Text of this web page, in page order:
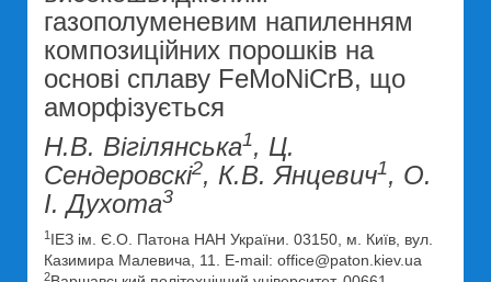
газополуменевим напиленням
композиційних порошків на
основі сплаву FeMoNiCrB, що
аморфізується
Н.В. Вігілянська1, Ц.
Сендеровскі2, К.В. Янцевич1, О.
І. Духота3
1 ІЕЗ ім. Є.О. Патона НАН України. 03150, м. Київ, вул.
Казимира Малевича, 11. E-mail: office@paton.kiev.ua
2